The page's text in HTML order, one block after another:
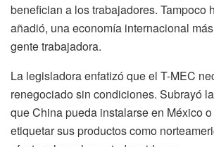
benefician a los trabajadores. Tampoco
añadió, una economía internacional
gente trabajadora.
La legisladora enfatizó que el T-MEC
renegociado sin condiciones. Subrayó
que China pueda instalarse en México
etiquetar sus productos como